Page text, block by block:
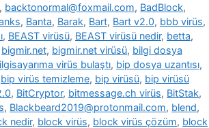
, backtonormal@foxmail.com, BadBlock,
, Banta, Barak, Bart, Bart v2.0, bbb virüs,
, BEAST virüsü, BEAST virüsü nedir, betta,
bigmir.net, bigmir.net virüsü, bilgi dosya
virüs bulaştı, bip dosya uzantısı,
bip virüs temizleme, bip virüsü, bip virüsü
, BitCryptor, bitmessage.ch virüs, BitStak,
, Blackbeard2019@protonmail.com, blend,
nedir, block virüs, block virüs çözüm, block